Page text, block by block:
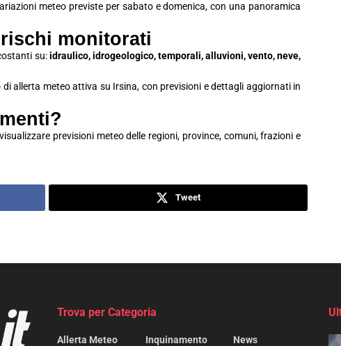
meteo previste per sabato e domenica, con una panoramica
monitorati
su:idraulico, idrogeologico, temporali, alluvioni, vento, neve,
allerta meteo attiva su Irsina, con previsioni e dettagli aggiornati in
previsioni meteo delle regioni, province, comuni, frazioni e
Tweet
Trova per Categoria
Allerta Meteo
Inquinamento
News